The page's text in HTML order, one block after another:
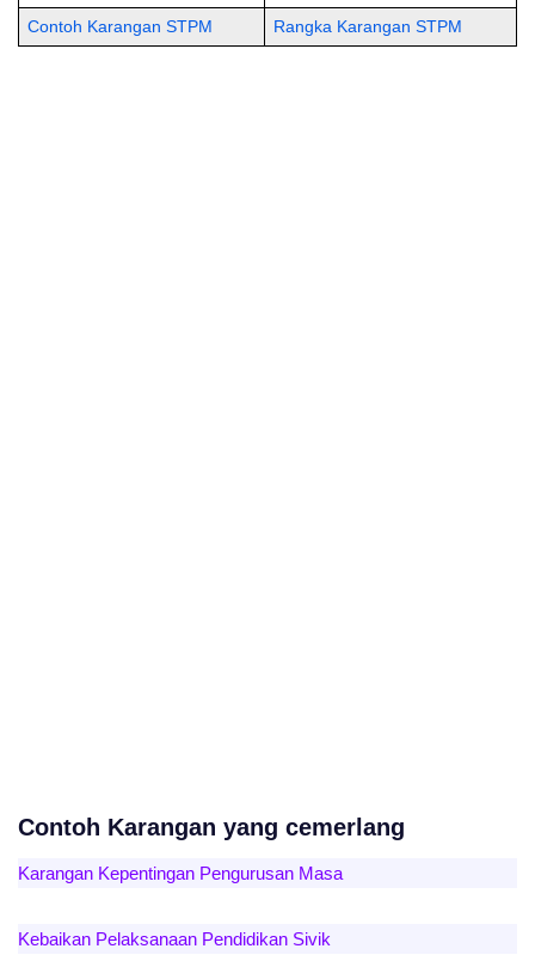
Contoh Karangan STPM Rangka Karangan STPM
Contoh Karangan yang cemerlang
Karangan Kepentingan Pengurusan Masa
Kebaikan Pelaksanaan Pendidikan Sivik